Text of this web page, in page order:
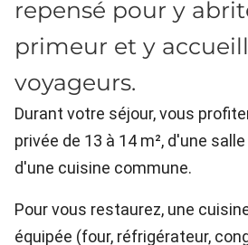
repensé pour y
primeur et y
voyageurs.
Durant votre séjour, vous
privée de 13 à 14 m², d'une
d'une cuisine commune.
Pour vous restaurez, une
équipée (four, réfrigérateur,